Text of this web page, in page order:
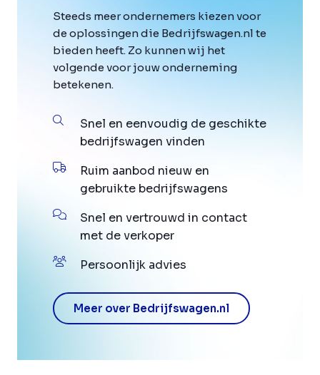
Steeds meer ondernemers kiezen voor
de oplossingen die Bedrijfswagen.nl te
bieden heeft. Zo kunnen wij het
volgende voor jouw onderneming
betekenen.
Snel en eenvoudig de geschikte
bedrijfswagen vinden
Ruim aanbod nieuw en
gebruikte bedrijfswagens
Snel en vertrouwd in contact
met de verkoper
Persoonlijk advies
Meer over Bedrijfswagen.nl